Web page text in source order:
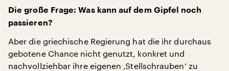
Die große Frage: Was kann auf dem Gipfel noch
passieren?
Aber die griechische Regierung hat die ihr durchaus
gebotene Chance nicht genutzt, konkret und
nachvollziehbar ihre eigenen ‚Stellschrauben‘ zu